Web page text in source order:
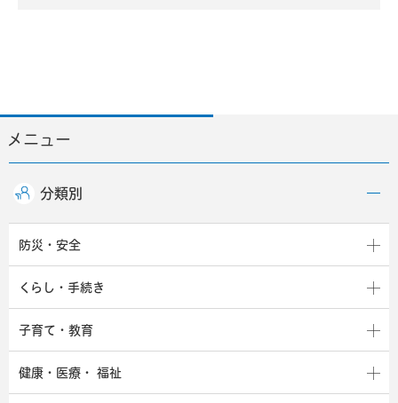
メニュー
分類別
防災・安全
くらし・手続き
子育て・教育
健康・医療・ 福祉